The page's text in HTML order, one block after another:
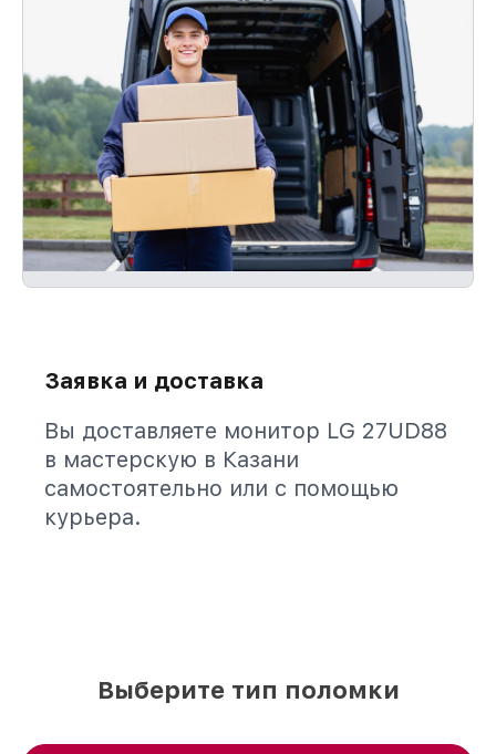
Заявка и доставка
Вы доставляете монитор LG 27UD88
в мастерскую в Казани
самостоятельно или с помощью
курьера.
Выберите тип поломки